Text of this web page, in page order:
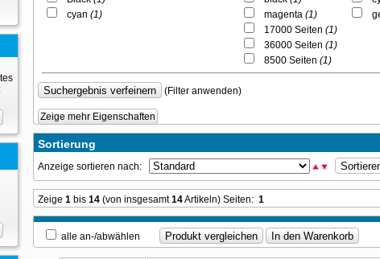
cyan (1)
magenta (1)
17000 Seiten (1)
36000 Seiten (1)
8500 Seiten (1)
(Filter anwenden)
Zeige mehr Eigenschaften
Sortierung
Anzeige sortieren nach:
Zeige 1 bis 14 (von insgesamt14Artikeln) Seiten: 1
alle an-/abwählen